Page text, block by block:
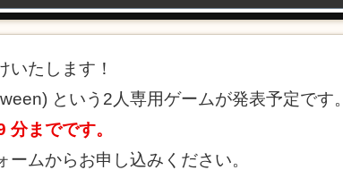
いたします！
という2人専用ゲームが発表予定です。
までです。
ムからお申し込みください。